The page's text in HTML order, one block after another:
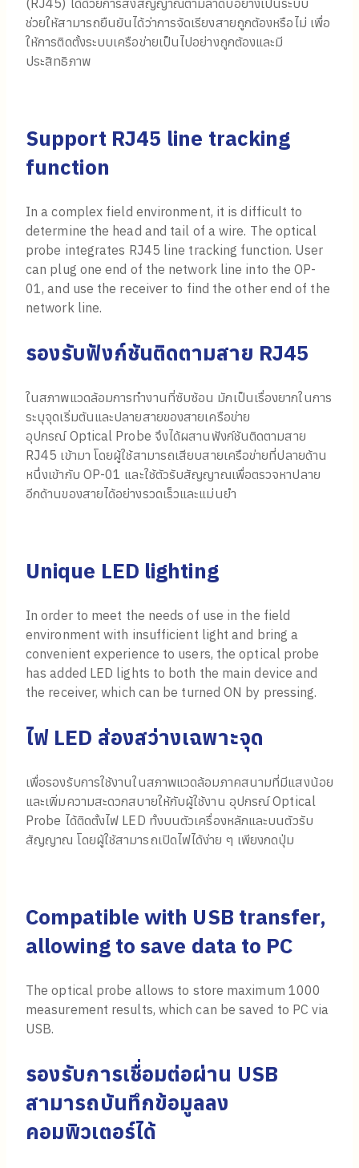
(RJ45) ได้ด้วยการส่งสัญญาณตามลำดับอย่างเป็นระบบ
ช่วยให้สามารถยืนยันได้ว่าการจัดเรียงสายถูกต้องหรือไม่ เพื่อ
ให้การติดตั้งระบบเครือข่ายเป็นไปอย่างถูกต้องและมี
ประสิทธิภาพ
Support RJ45 line tracking
function
In a complex field environment, it is difficult to
determine the head and tail of a wire. The optical
probe integrates RJ45 line tracking function. User
can plug one end of the network line into the OP-
01, and use the receiver to find the other end of the
network line.
รองรับฟังก์ชันติดตามสาย RJ45
ในสภาพแวดล้อมการทำงานที่ซับซ้อน มักเป็นเรื่องยากในการ
ระบุจุดเริ่มต้นและปลายสายของสายเครือข่าย
อุปกรณ์ Optical Probe จึงได้ผสานฟังก์ชันติดตามสาย
RJ45 เข้ามา โดยผู้ใช้สามารถเสียบสายเครือข่ายที่ปลายด้าน
หนึ่งเข้ากับ OP-01 และใช้ตัวรับสัญญาณเพื่อตรวจหาปลาย
อีกด้านของสายได้อย่างรวดเร็วและแม่นยำ
Unique LED lighting
In order to meet the needs of use in the field
environment with insufficient light and bring a
convenient experience to users, the optical probe
has added LED lights to both the main device and
the receiver, which can be turned ON by pressing.
ไฟ LED ส่องสว่างเฉพาะจุด
เพื่อรองรับการใช้งานในสภาพแวดล้อมภาคสนามที่มีแสงน้อย
และเพิ่มความสะดวกสบายให้กับผู้ใช้งาน อุปกรณ์ Optical
Probe ได้ติดตั้งไฟ LED ทั้งบนตัวเครื่องหลักและบนตัวรับ
สัญญาณ โดยผู้ใช้สามารถเปิดไฟได้ง่าย ๆ เพียงกดปุ่ม
Compatible with USB transfer,
allowing to save data to PC
The optical probe allows to store maximum 1000
measurement results, which can be saved to PC via
USB.
รองรับการเชื่อมต่อผ่าน USB
สามารถบันทึกข้อมูลลง
คอมพิวเตอร์ได้